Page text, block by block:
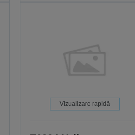
Vizualizare rapidă